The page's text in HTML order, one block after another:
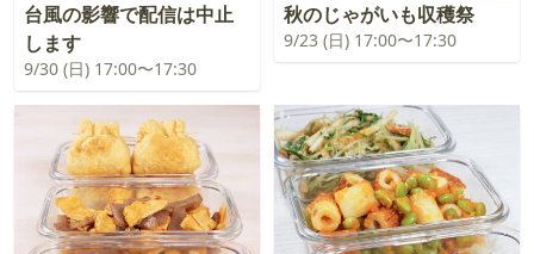
台風の影響で配信は中止
します
9/30 (日) 17:00〜17:30
秋のじゃがいも収穫祭
9/23 (日) 17:00〜17:30